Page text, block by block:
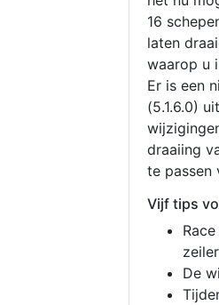
16
laten
waarop u
Er is een
(5.1.6.0)
draaiing
te passen
Vijf tips
De